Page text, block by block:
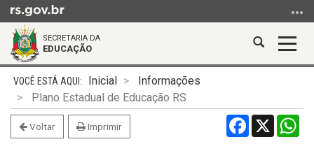
para
conteúdo
menu
SECRETARIA DA
EDUCAÇÃO
Abrir
Início
conteúdo
Inicial
Informações
Plano Estadual de Educação RS
Voltar Imprimir Facebook
X